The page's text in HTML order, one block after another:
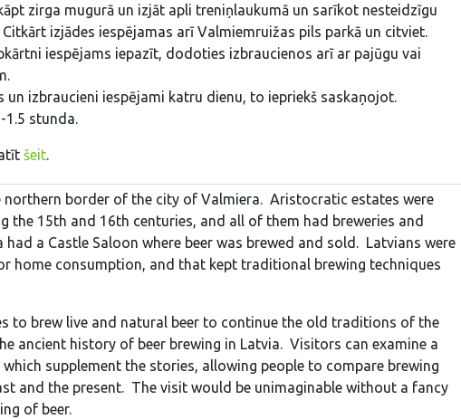
zirga mugurā un izjāt apli treniņlaukumā un sarīkot nesteidzīgu
izjādes iespējamas arī Valmiemruižas pils parkā un citviet.
iespējams iepazīt, dodoties izbraucienos arī ar pajūgu vai
un izbraucieni iespējami katru dienu, to iepriekš saskaņojot.
stunda.
šeit
northern border of the city of Valmiera. Aristocratic estates were
the 15th and 16th centuries, and all of them had breweries and
a Castle Saloon where beer was brewed and sold. Latvians were
home consumption, and that kept traditional brewing techniques
to brew live and natural beer to continue the old traditions of the
ancient history of beer brewing in Latvia. Visitors can examine a
supplement the stories, allowing people to compare brewing
and the present. The visit would be unimaginable without a fancy
of beer.